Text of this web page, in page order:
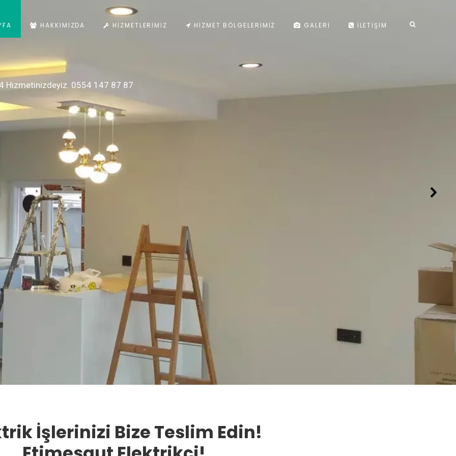
HAKKIMIZDA HIZMETLERIMIZ HIZMET BÖLGELERIMIZ GALERI İLETIŞIM
Hizmetinizdeyiz. 0554 147 87 87
İşlerinizi Bize Teslim Edin!